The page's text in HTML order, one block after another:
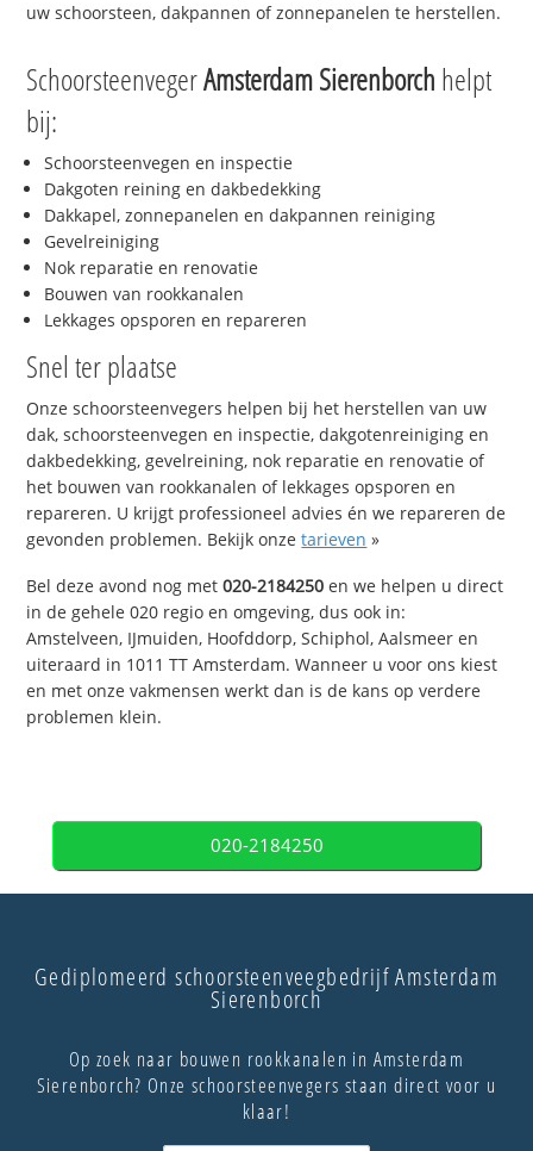
uw schoorsteen, dakpannen of zonnepanelen te herstellen.
SchoorsteenvegerAmsterdam Sierenborch helpt
bij:
Schoorsteenvegen en inspectie
Dakgoten reining en dakbedekking
Dakkapel, zonnepanelen en dakpannen reiniging
Gevelreiniging
Nok reparatie en renovatie
Bouwen van rookkanalen
Lekkages opsporen en repareren
Snel ter plaatse
Onze schoorsteenvegers helpen bij het herstellen van uw
dak, schoorsteenvegen en inspectie, dakgotenreiniging en
dakbedekking, gevelreining, nok reparatie en renovatie of
het bouwen van rookkanalen of lekkages opsporen en
repareren. U krijgt professioneel advies én we repareren de
gevonden problemen. Bekijk onzetarieven »
Bel deze avond nog met020-2184250 en we helpen u direct
in de gehele 020 regio en omgeving, dus ook in:
Amstelveen, IJmuiden, Hoofddorp, Schiphol, Aalsmeer en
uiteraard in 1011 TT Amsterdam. Wanneer u voor ons kiest
en met onze vakmensen werkt dan is de kans op verdere
problemen klein.
020-2184250
Gediplomeerd schoorsteenveegbedrijf Amsterdam
Sierenborch
Op zoek naar bouwen rookkanalen in Amsterdam
Sierenborch? Onze schoorsteenvegers staan direct voor u
klaar!